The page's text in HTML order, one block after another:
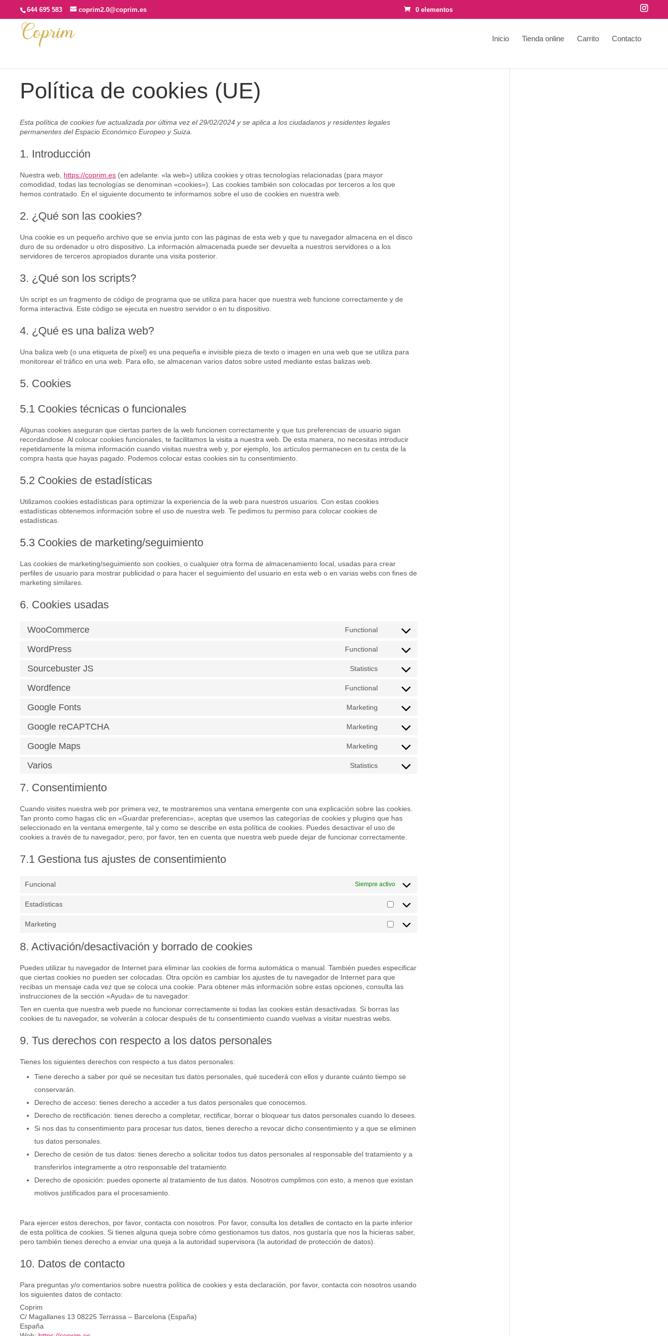
644 695 583 coprim2.0@coprim.es 0 elementos
Inicio Tienda online Carrito Contacto
Política de cookies (UE)
Esta política de cookies fue actualizada por última vez el 29/02/2024 y se aplica a los ciudadanos y residentes legales
permanentes del Espacio Económico Europeo y Suiza.
1. Introducción
Nuestra web, https://coprim.es (en adelante: «la web») utiliza cookies y otras tecnologías relacionadas (para mayor
comodidad, todas las tecnologías se denominan «cookies»). Las cookies también son colocadas por terceros a los que
hemos contratado. En el siguiente documento te informamos sobre el uso de cookies en nuestra web.
2. ¿Qué son las cookies?
Una cookie es un pequeño archivo que se envía junto con las páginas de esta web y que tu navegador almacena en el disco
duro de su ordenador u otro dispositivo. La información almacenada puede ser devuelta a nuestros servidores o a los
servidores de terceros apropiados durante una visita posterior.
3. ¿Qué son los scripts?
Un script es un fragmento de código de programa que se utiliza para hacer que nuestra web funcione correctamente y de
forma interactiva. Este código se ejecuta en nuestro servidor o en tu dispositivo.
4. ¿Qué es una baliza web?
Una baliza web (o una etiqueta de píxel) es una pequeña e invisible pieza de texto o imagen en una web que se utiliza para
monitorear el tráfico en una web. Para ello, se almacenan varios datos sobre usted mediante estas balizas web.
5. Cookies
5.1 Cookies técnicas o funcionales
Algunas cookies aseguran que ciertas partes de la web funcionen correctamente y que tus preferencias de usuario sigan
recordándose. Al colocar cookies funcionales, te facilitamos la visita a nuestra web. De esta manera, no necesitas introducir
repetidamente la misma información cuando visitas nuestra web y, por ejemplo, los artículos permanecen en tu cesta de la
compra hasta que hayas pagado. Podemos colocar estas cookies sin tu consentimiento.
5.2 Cookies de estadísticas
Utilizamos cookies estadísticas para optimizar la experiencia de la web para nuestros usuarios. Con estas cookies
estadísticas obtenemos información sobre el uso de nuestra web. Te pedimos tu permiso para colocar cookies de
estadísticas.
5.3 Cookies de marketing/seguimiento
Las cookies de marketing/seguimiento son cookies, o cualquier otra forma de almacenamiento local, usadas para crear
perfiles de usuario para mostrar publicidad o para hacer el seguimiento del usuario en esta web o en varias webs con fines de
marketing similares.
6. Cookies usadas
WooCommerce Functional
Consent
service
WordPress Functional
Consent
service
Sourcebuster JS Statistics
Consent
service
Wordfence Functional
Consent
service
Google Fonts Marketing
Consent
service
Google reCAPTCHA Marketing
Consent
service
recaptcha
Google Maps Marketing
Consent
service
Varios Statistics
Consent
7. Consentimiento
Cuando visites nuestra web por primera vez, te mostraremos una ventana emergente con una explicación sobre las cookies.
Tan pronto como hagas clic en «Guardar preferencias», aceptas que usemos las categorías de cookies y plugins que has
seleccionado en la ventana emergente, tal y como se describe en esta política de cookies. Puedes desactivar el uso de
cookies a través de tu navegador, pero, por favor, ten en cuenta que nuestra web puede dejar de funcionar correctamente.
7.1 Gestiona tus ajustes de consentimiento
Funcional Siempre activo
Estadísticas
Estadísticas
Marketing
Marketing
8. Activación/desactivación y borrado de cookies
Puedes utilizar tu navegador de Internet para eliminar las cookies de forma automática o manual. También puedes especificar
que ciertas cookies no pueden ser colocadas. Otra opción es cambiar los ajustes de tu navegador de Internet para que
recibas un mensaje cada vez que se coloca una cookie. Para obtener más información sobre estas opciones, consulta las
instrucciones de la sección «Ayuda» de tu navegador.
Ten en cuenta que nuestra web puede no funcionar correctamente si todas las cookies están desactivadas. Si borras las
cookies de tu navegador, se volverán a colocar después de tu consentimiento cuando vuelvas a visitar nuestras webs.
9. Tus derechos con respecto a los datos personales
Tienes los siguientes derechos con respecto a tus datos personales:
Tiene derecho a saber por qué se necesitan tus datos personales, qué sucederá con ellos y durante cuánto tiempo se
conservarán.
Derecho de acceso: tienes derecho a acceder a tus datos personales que conocemos.
Derecho de rectificación: tienes derecho a completar, rectificar, borrar o bloquear tus datos personales cuando lo desees.
Si nos das tu consentimiento para procesar tus datos, tienes derecho a revocar dicho consentimiento y a que se eliminen
tus datos personales.
Derecho de cesión de tus datos: tienes derecho a solicitar todos tus datos personales al responsable del tratamiento y a
transferirlos íntegramente a otro responsable del tratamiento.
Derecho de oposición: puedes oponerte al tratamiento de tus datos. Nosotros cumplimos con esto, a menos que existan
motivos justificados para el procesamiento.
Para ejercer estos derechos, por favor, contacta con nosotros. Por favor, consulta los detalles de contacto en la parte inferior
de esta política de cookies. Si tienes alguna queja sobre cómo gestionamos tus datos, nos gustaría que nos la hicieras saber,
pero también tienes derecho a enviar una queja a la autoridad supervisora (la autoridad de protección de datos).
10. Datos de contacto
Para preguntas y/o comentarios sobre nuestra política de cookies y esta declaración, por favor, contacta con nosotros usando
los siguientes datos de contacto:
Coprim
C/ Magallanes 13 08225 Terrassa – Barcelona (España)
España